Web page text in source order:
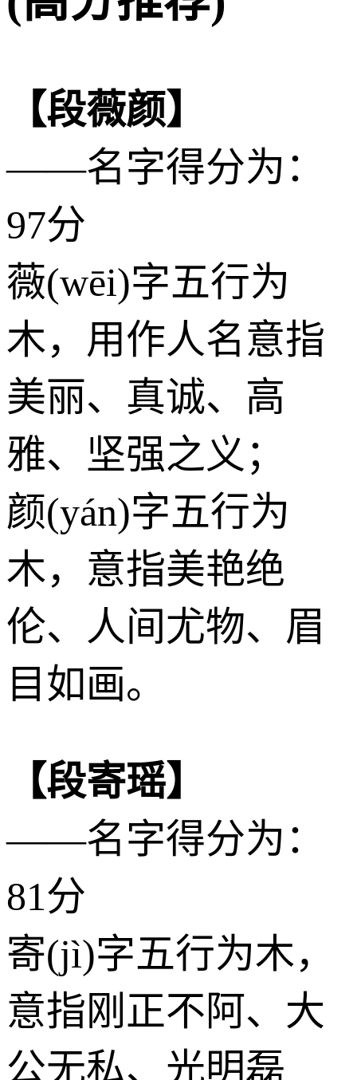
【段薇颜】
——名字得分为：
97分
薇(wēi)字五行为
木，用作人名意指
美丽、真诚、高
雅、坚强之义；
颜(yán)字五行为
木，意指美艳绝
伦、人间尤物、眉
目如画。
【段寄瑶】
——名字得分为：
81分
寄(jì)字五行为木，
意指刚正不阿、大
公无私、光明磊